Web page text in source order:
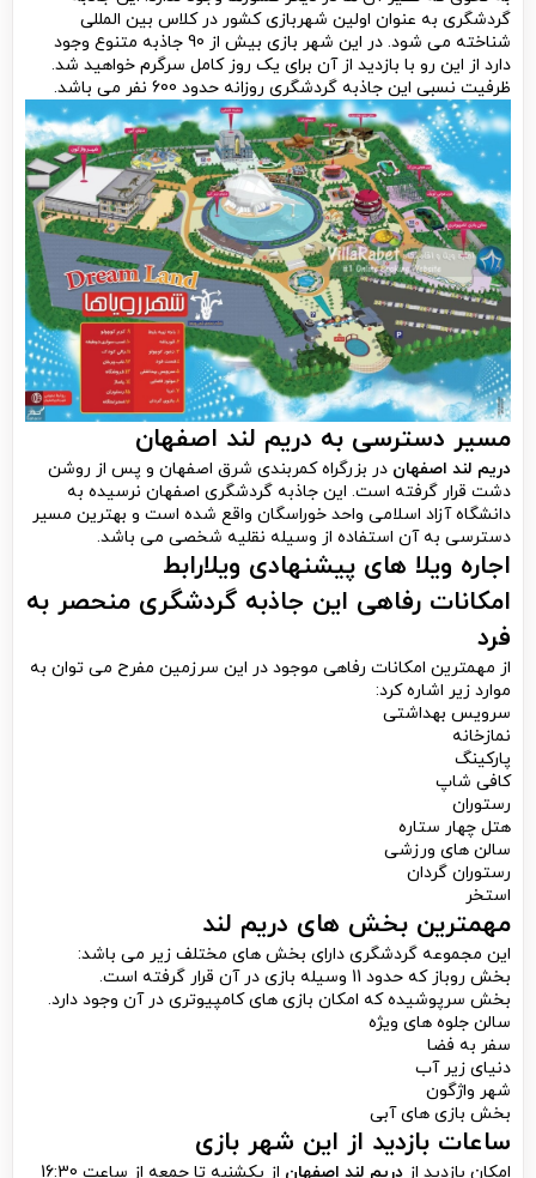
گردشگری به عنوان اولین شهربازی کشور در کلاس بین المللی
شناخته می شود. در این شهر بازی بیش از 90 جاذبه متنوع وجود
دارد از این رو با بازدید از آن برای یک روز کامل سرگرم خواهید شد.
ظرفیت نسبی این جاذبه گردشگری روزانه حدود 600 نفر می باشد.
مسیر دسترسی به دریم لند اصفهان
دریم لند اصفهان در بزرگراه کمربندی شرق اصفهان و پس از روشن
دشت قرار گرفته است. این جاذبه گردشگری اصفهان نرسیده به
دانشگاه آزاد اسلامی واحد خوراسگان واقع شده است و بهترین مسیر
دسترسی به آن استفاده از وسیله نقلیه شخصی می باشد.
اجاره ویلا های پیشنهادی ویلارابط
امکانات رفاهی این جاذبه گردشگری منحصر به
فرد
از مهمترین امکانات رفاهی موجود در این سرزمین مفرح می توان به
موارد زیر اشاره کرد:
سرویس بهداشتی
نمازخانه
پارکینگ
کافی شاپ
رستوران
هتل چهار ستاره
سالن های ورزشی
رستوران گردان
استخر
مهمترین بخش های دریم لند
این مجموعه گردشگری دارای بخش های مختلف زیر می باشد:
بخش روباز که حدود 11 وسیله بازی در آن قرار گرفته است.
بخش سرپوشیده که امکان بازی های کامپیوتری در آن وجود دارد.
سالن جلوه های ویژه
سفر به فضا
دنیای زیر آب
شهر واژگون
بخش بازی های آبی
ساعات بازدید از این شهر بازی
امکان بازدید از دریم لند اصفهان از یکشنبه تا جمعه از ساعت 16:30